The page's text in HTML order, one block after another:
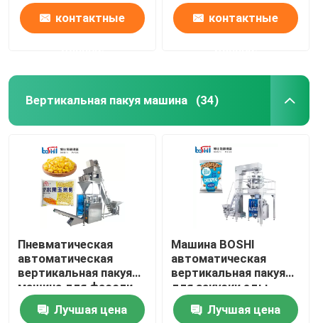
контактные контактные
Вертикальная пакуя машина (34)
Пневматическая
автоматическая
вертикальная пакуя
машина для фасоли
зерна порошка риса
хорошейЛучшая цена
Машина BOSHI
автоматическая
вертикальная пакуя
для закуски еды
зерна
Лучшая цена